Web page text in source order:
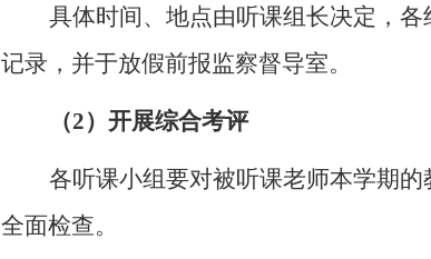
具体时间、地点由听课组长决定，
记录，并于放假前报监察督导室。
（2） 开展综合考评
各听课小组要对被听课老师本学期的
全面检查。